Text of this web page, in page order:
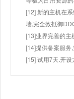
[12] 新的主机在
墙,完全效抵御
[13]业界完善的主
[14]提供备案服务
[15] 试用7天.开设